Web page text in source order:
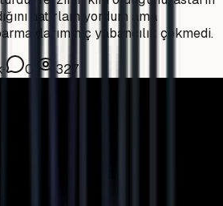
hatırlamıyordum ama
hiç yabancılık çekmedi.
· 0 327